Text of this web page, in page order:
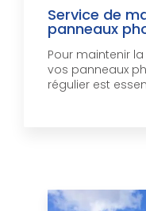
Service de
panneaux
Pour maintenir
vos panneaux
régulier est